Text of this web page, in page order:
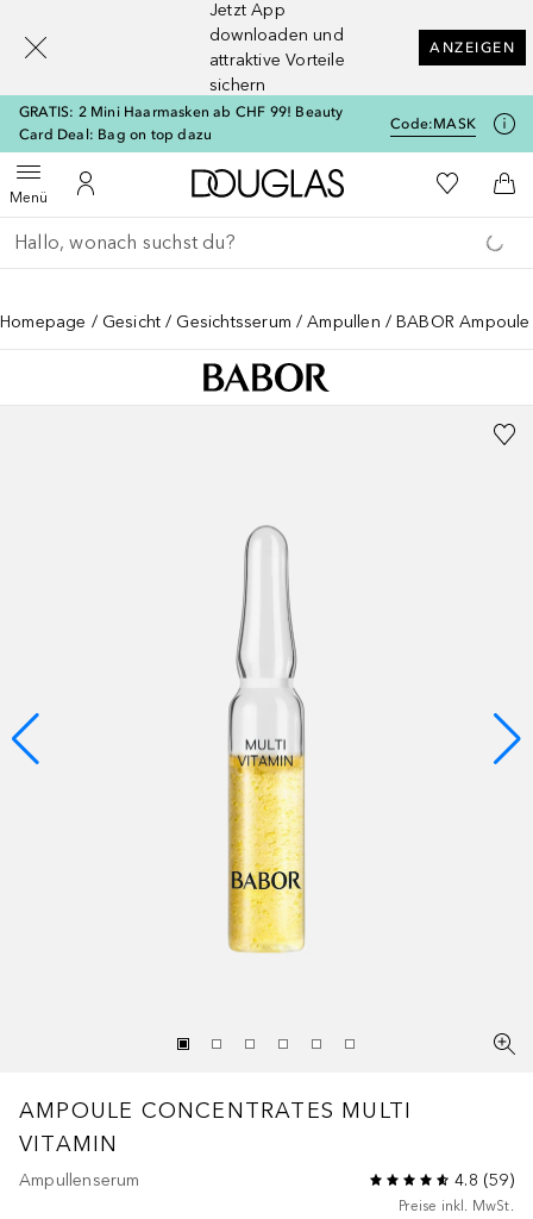
Jetzt App
downloaden und
attraktive Vorteile
sichern
ANZEIGEN
GRATIS: 2 Mini Haarmasken ab CHF 99! Beauty
Card Deal: Bag on top dazu
Code:MASK
MenüMenü öffnenZu Meinem Kundenkonto
Zur Douglas Startseite
Zu Meiner
Gehe zurück
Suche ausführen
Homepage Gesicht Gesichtsserum Ampullen BABOR
AMPOULE CONCENTRATES MULTI
VITAMIN
Ampullenserum 4.8 (59)
Preise inkl. MwSt.
[navigation.slideout.screenreader]